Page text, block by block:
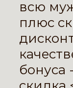
всю
плюс
бонуса